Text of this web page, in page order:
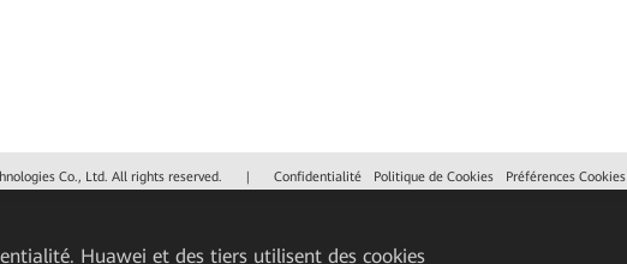
Co., Ltd. All rights reserved. | Confidentialité Politique de Cookies Préférences Cookies
Huawei et des tiers utilisent des cookies